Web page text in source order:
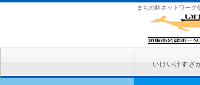
まちの駅ネットワーク
いけいけすざ